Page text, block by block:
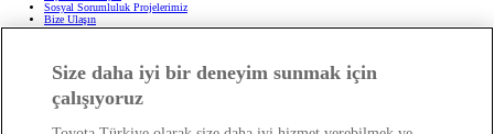
Sosyal Sorumluluk Projelerimiz
Bize Ulaşın
Haberler ve Etkinlikler
Hafif Ticari: Toyota Professional
SUV
Toyota Blog
Ağaçlandırma Seferberliği
Size daha iyi bir deneyim sunmak için
çalışıyoruz